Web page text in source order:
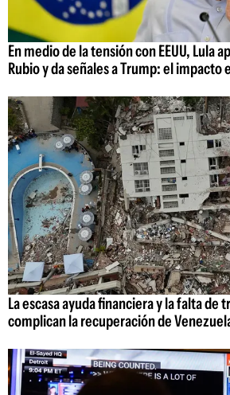
En medio de la tensión con EEUU, Lula
Rubio y da señales a Trump: el impacto
La escasa ayuda financiera y la falta de
complican la recuperación de